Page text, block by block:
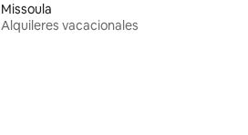
Missoula
Alquileres vacacionales